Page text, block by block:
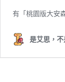
有「桃園版大安
是艾思，不